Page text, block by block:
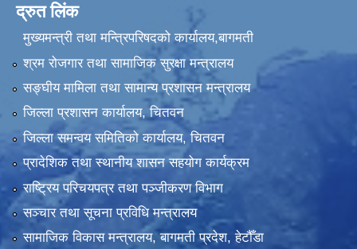
द्रुत लिंक
मुख्यमन्त्री तथा मन्त्रिपरिषदको कार्यालय,बागमती
श्रम रोजगार तथा सामाजिक सुरक्षा मन्त्रालय
सङ्‍घीय मामिला तथा सामान्य प्रशासन मन्त्रालय
जिल्ला प्रशासन कार्यालय, चितवन
जिल्ला समन्वय समितिको कार्यालय, चितवन
प्रादेशिक तथा स्थानीय शासन सहयोग कार्यक्रम
राष्ट्रिय परिचयपत्र तथा पञ्‍जीकरण विभाग
सञ्‍चार तथा सूचना प्रविधि मन्त्रालय
सामाजिक विकास मन्त्रालय, बागमती प्रदेश, हेटौँडा